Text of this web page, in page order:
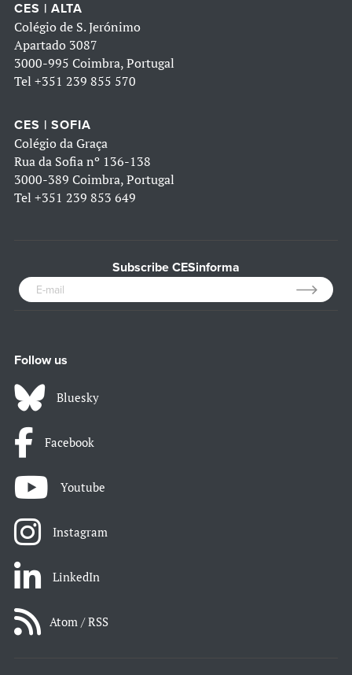
CES | ALTA
Colégio de S. Jerónimo
Apartado 3087
3000-995 Coimbra, Portugal
Tel +351 239 855 570
CES | SOFIA
Colégio da Graça
Rua da Sofia nº 136-138
3000-389 Coimbra, Portugal
Tel +351 239 853 649
Subscribe CESinforma
Follow us
Bluesky
Facebook
Youtube
Instagram
LinkedIn
Atom / RSS